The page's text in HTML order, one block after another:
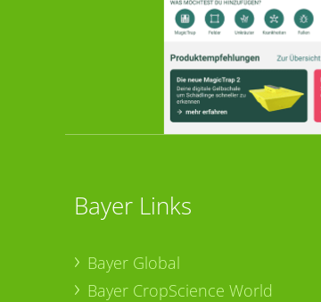
Bayer Links
Bayer Global
Bayer CropScience World